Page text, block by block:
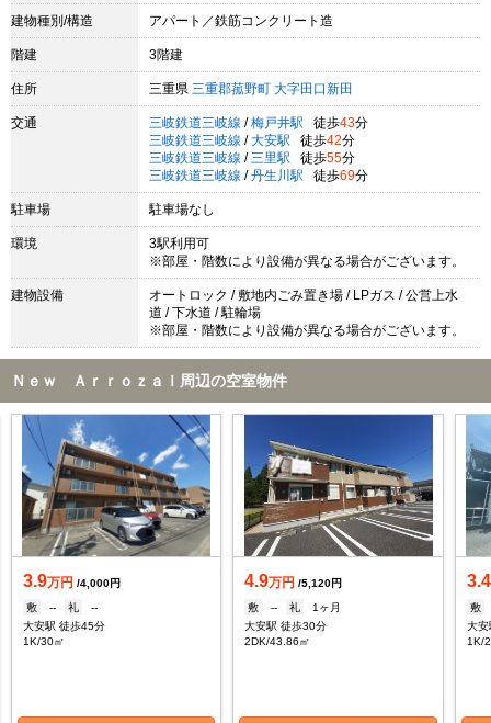
建物種別/構造 アパート／鉄筋コンクリート造
階建 3階建
住所 三重県 三重郡菰野町 大字田口新田
交通 三岐鉄道三岐線 / 梅戸井駅 徒歩43分
三岐鉄道三岐線 / 大安駅 徒歩42分
三岐鉄道三岐線 / 三里駅 徒歩55分
三岐鉄道三岐線 / 丹生川駅 徒歩69分
駐車場 駐車場なし
環境
3駅利用可
※部屋・階数により設備が異なる場合がございます。
建物設備
オートロック / 敷地内ごみ置き場 / LPガス / 公営上水
道 / 下水道 / 駐輪場
※部屋・階数により設備が異なる場合がございます。
Ｎｅｗ Ａｒｒｏｚａｌ周辺の空室物件
3.9万円 /4,000円
敷
-- 礼
--
大安駅 徒歩45分
1K/30㎡
4.9万円 /5,120円
敷
-- 礼
1ヶ月
大安駅 徒歩30分
2DK/43.86㎡
3.4
敷
大
1K/